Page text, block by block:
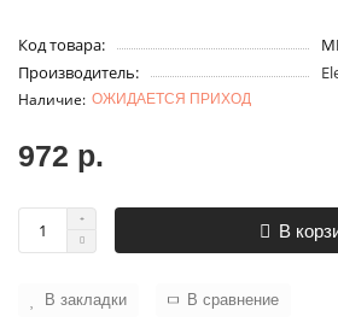
Код товара:
Производитель:
ОЖИДАЕТСЯ ПРИХОД
972 р.
В
В закладки В сравнение